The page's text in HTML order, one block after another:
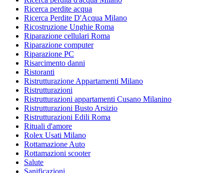
Ricerca perdite acqua
Ricerca Perdite D'Acqua Milano
Ricostruzione Unghie Roma
Riparazione cellulari Roma
Riparazione computer
Riparazione PC
Risarcimento danni
Ristoranti
Ristrutturazione Appartamenti Milano
Ristrutturazioni
Ristrutturazioni appartamenti Cusano Milanino
Ristrutturazioni Busto Arsizio
Ristrutturazioni Edili Roma
Rituali d'amore
Rolex Usati Milano
Rottamazione Auto
Rottamazioni scooter
Salute
Sanificazioni